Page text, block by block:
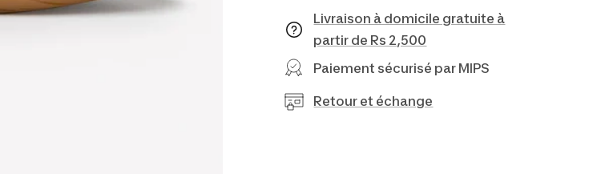
Livraison à domicile gratuite à
partir de Rs 2,500
Paiement sécurisé par MIPS
Retour et échange